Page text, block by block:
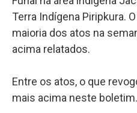
Terra Indígena Piripkura.
maioria dos atos na
acima relatados.
Entre os atos, o que
mais acima neste boletim.